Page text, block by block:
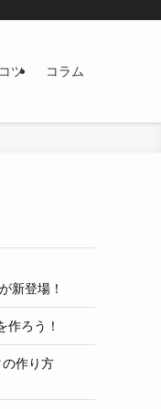
ツ コラム
新登場！
作ろう！
作り方